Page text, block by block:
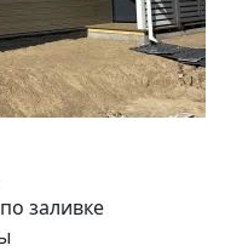
заливке